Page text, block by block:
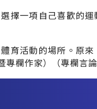
擇一項自己喜歡的
育活動的場所。原
欄作家）（專欄言論